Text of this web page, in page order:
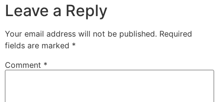
Leave a Reply
Your email address will not be published. Required
fields are marked *
Comment *